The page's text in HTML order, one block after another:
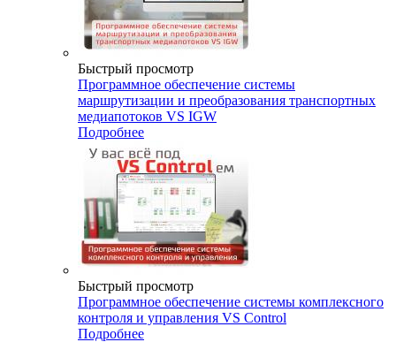
Быстрый просмотр
Программное обеспечение системы
маршрутизации и преобразования транспортных
медиапотоков VS IGW
Подробнее
Быстрый просмотр
Программное обеспечение системы комплексного
контроля и управления VS Control
Подробнее